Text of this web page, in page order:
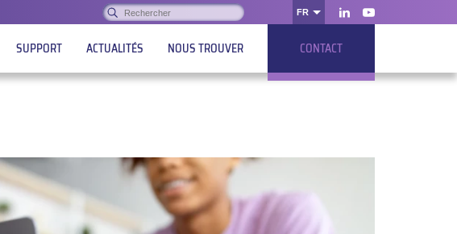
Rechercher :
OK FR
LinkedInYoutube
SUPPORT ACTUALITÉS NOUS TROUVER CONTACT